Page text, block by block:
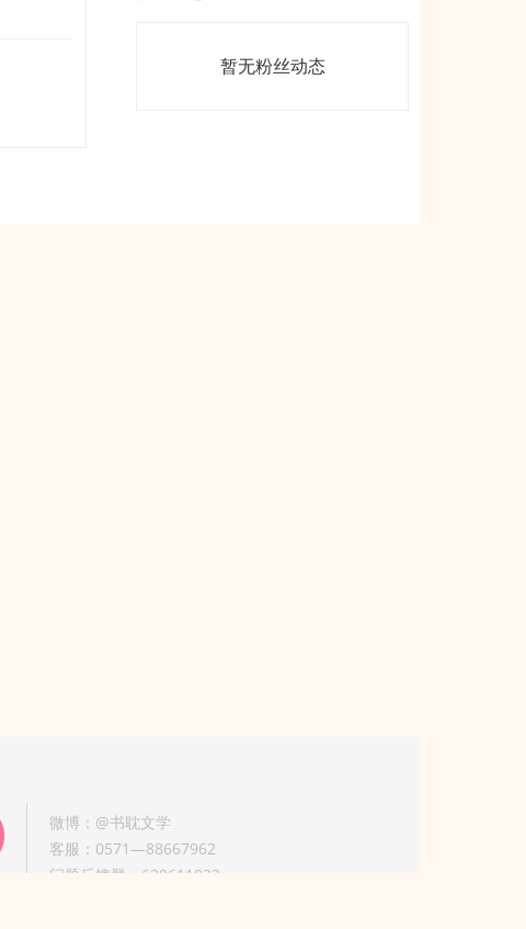
暂无粉丝动态
微博：@书耽文学
客服：0571—88667962
问题反馈群：630611933